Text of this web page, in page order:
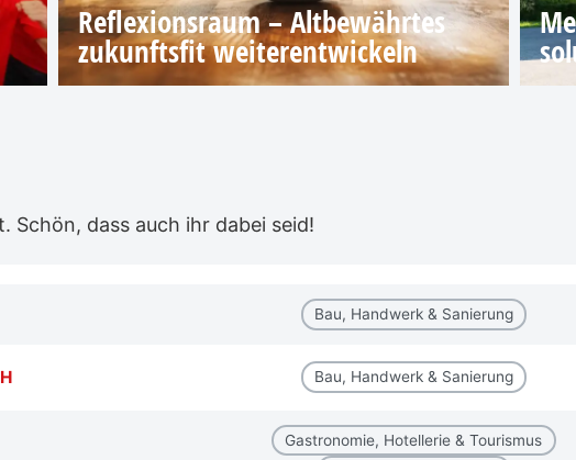
Reflexionsraum – Altbewährtes
zukunftsfit weiterentwickeln
Schön, dass auch ihr dabei seid!
Bau, Handwerk & Sanierung
Bau, Handwerk & Sanierung
Gastronomie, Hotellerie & Tourismus